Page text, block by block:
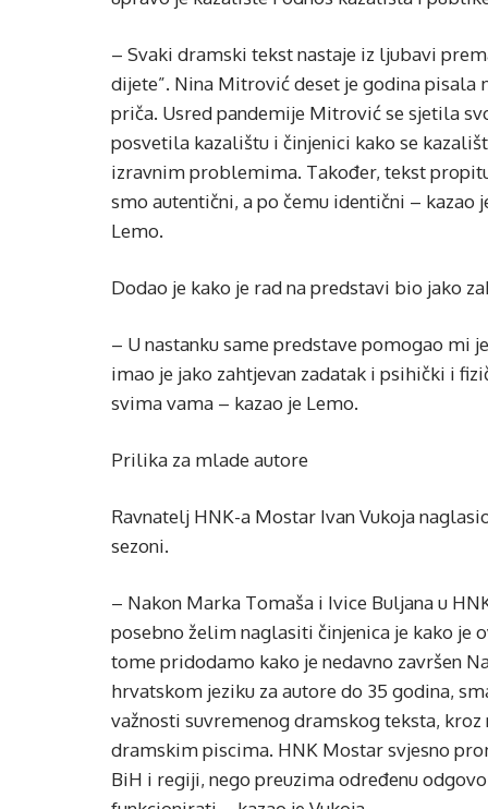
– Svaki dramski tekst nastaje iz ljubavi
dijete”. Nina Mitrović deset je godina pisala
priča. Usred pandemije Mitrović se sjetila
posvetila kazalištu i činjenici kako se
izravnim problemima. Također, tekst
smo autentični, a po čemu identični – kazao
Lemo.
Dodao je kako je rad na predstavi bio jako
– U nastanku same predstave pomogao mi
imao je jako zahtjevan zadatak i psihički i
svima vama – kazao je Lemo.
Prilika za mlade autore
Ravnatelj HNK-a Mostar Ivan Vukoja
sezoni.
– Nakon Marka Tomaša i Ivice Buljana u
posebno želim naglasiti činjenica je kako je
tome pridodamo kako je nedavno završen
hrvatskom jeziku za autore do 35 godina,
važnosti suvremenog dramskog teksta,
dramskim piscima. HNK Mostar svjesno
BiH i regiji, nego preuzima određenu